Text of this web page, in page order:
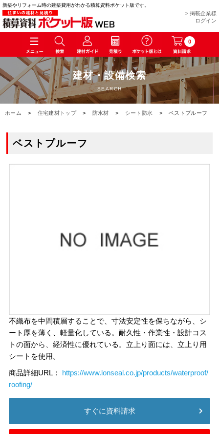
新築やリフォーム時の建築費用がわかる積算資料ポケット版です。
> 掲載企業様
ログイン
0
建材・設備検索
SEARCH
ホーム > 住宅建材トップ > 防水材 > シート防水 > ベストプルーフ
ベストプルーフ
不織布を中間積層することで、寸法安定性を保ちながら、シ
ート厚を薄く、軽量化している。耐久性・作業性・設計コス
トの面から、経済性に優れている。立上り面には、立上り用
シートを使用。
商品詳細URL： https://www.lonseal.co.jp/products/waterproof/
roofing/
すぐに資料請求